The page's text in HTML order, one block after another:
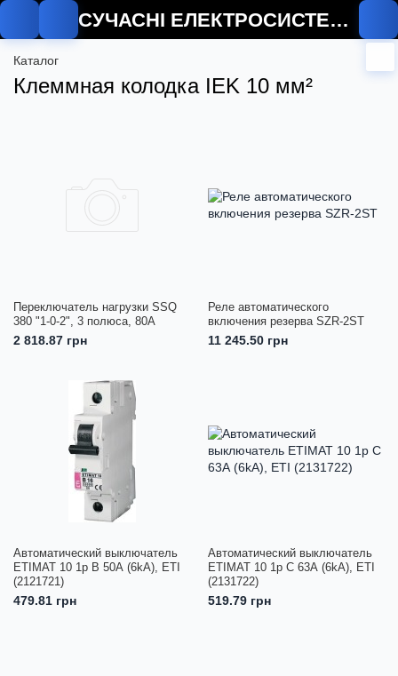
СУЧАСНІ ЕЛЕКТРОСИСТЕМИ
Каталог
Клеммная колодка IEK 10 мм²
Переключатель нагрузки SSQ
380 "1-0-2", 3 полюса, 80А
2 818.87 грн
Реле автоматического
включения резерва SZR-2ST
11 245.50 грн
Автоматический выключатель
ETIMAT 10 1p B 50А (6kA), ETI
(2121721)
479.81 грн
Автоматический выключатель
ETIMAT 10 1p C 63А (6kA), ETI
(2131722)
519.79 грн